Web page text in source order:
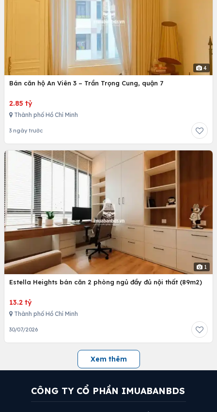
4
Bán căn hộ An Viên 3 – Trần Trọng Cung, quận 7
2.85 tỷ
Thành phố Hồ Chí Minh
3 ngày trước
1
Estella Heights bán căn 2 phòng ngủ đầy đủ nội thất (89m2)
13.2 tỷ
Thành phố Hồ Chí Minh
30/07/2026
Xem thêm
CÔNG TY CỔ PHẦN IMUABANBDS